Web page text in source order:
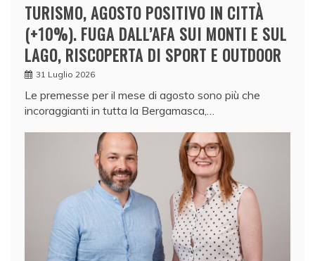
TURISMO, AGOSTO POSITIVO IN CITTÀ
(+10%). FUGA DALL’AFA SUI MONTI E SUL
LAGO, RISCOPERTA DI SPORT E OUTDOOR
31 Luglio 2026
Le premesse per il mese di agosto sono più che
incoraggianti in tutta la Bergamasca,…